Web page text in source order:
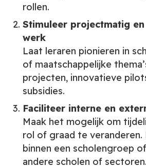
rollen.
Stimuleer projectmatig
werk
Laat leraren pionieren in
of maatschappelijke
projecten, innovatieve
subsidies.
Faciliteer interne en
Maak het mogelijk om
rol of graad te veranderen.
binnen een scholengroep
andere scholen of sectoren.